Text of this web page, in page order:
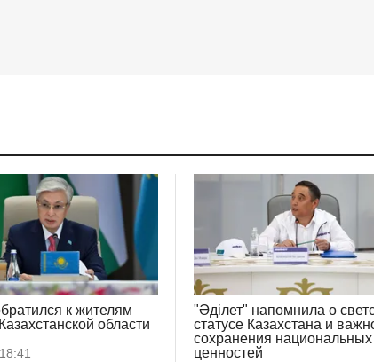
к жителям
области
"Әділет" напомнила о
статусе Казахстана и
сохранения национальных
ценностей